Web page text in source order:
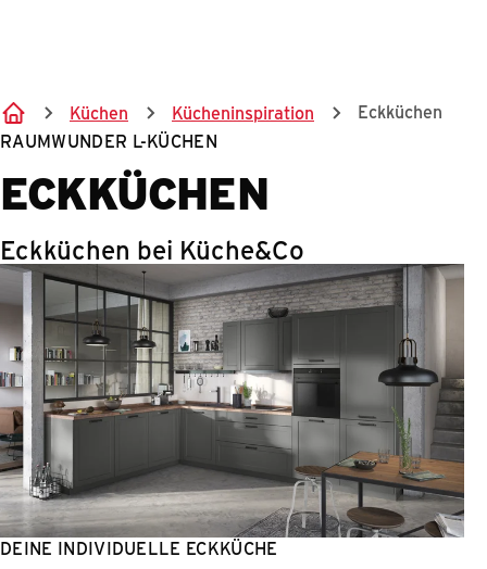
Küchen Kücheninspiration
Eckküchen
RAUMWUNDER L-KÜCHEN
ECKKÜCHEN
Eckküchen bei Küche&Co
DEINE INDIVIDUELLE ECKKÜCHE